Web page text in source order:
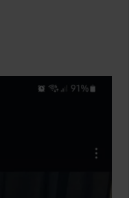
oprettet 1 år